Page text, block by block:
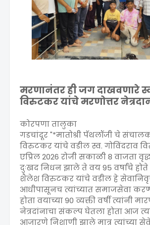
मरणानंतर ही जग दाखवणारे
विरुटकर यांचे मरणोत्तर
कोरपणा तालुका
गडचांदूर "*मातोश्री पॅथलॉजी चे
विरुटकर यांचे वडील स्व. गोविंदराव
एप्रिल 2026 रोजी सकाळी 8 वाजता
दुःखद निधन झाले ते वय 95 वर्षांचे होते
शैलेश विरुटकर यांचे वडील हे
आधीपासूनच त्यांच्यात समाजसेवा
होता वयाच्या 90 व्यक्ती वर्षी त्यांनी
नेत्रदांनाचा संकल्प घेतला होता आज
आजारणे निशाणी झाले मात्र त्यांच्या